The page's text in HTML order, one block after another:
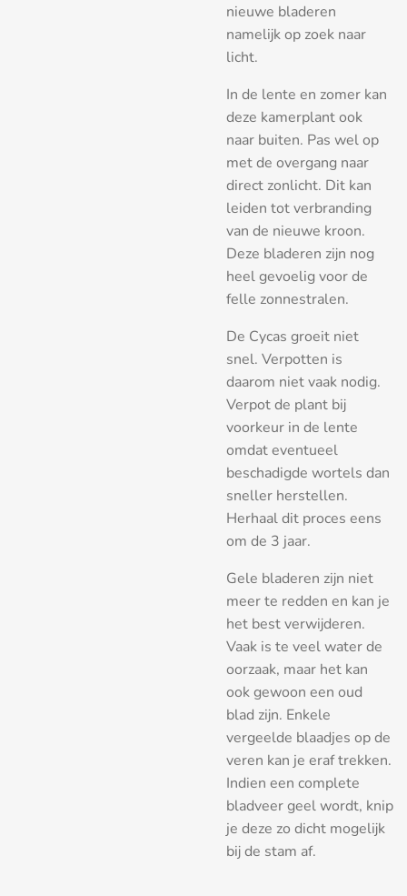
nieuwe bladeren
namelijk op zoek naar
licht.
In de lente en zomer kan
deze kamerplant ook
naar buiten. Pas wel op
met de overgang naar
direct zonlicht. Dit kan
leiden tot verbranding
van de nieuwe kroon.
Deze bladeren zijn nog
heel gevoelig voor de
felle zonnestralen.
De Cycas groeit niet
snel. Verpotten is
daarom niet vaak nodig.
Verpot de plant bij
voorkeur in de lente
omdat eventueel
beschadigde wortels dan
sneller herstellen.
Herhaal dit proces eens
om de 3 jaar.
Gele bladeren zijn niet
meer te redden en kan je
het best verwijderen.
Vaak is te veel water de
oorzaak, maar het kan
ook gewoon een oud
blad zijn. Enkele
vergeelde blaadjes op de
veren kan je eraf trekken.
Indien een complete
bladveer geel wordt, knip
je deze zo dicht mogelijk
bij de stam af.